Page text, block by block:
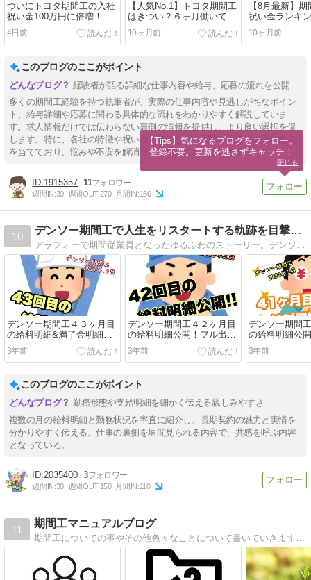
ついにトヨタ期間工の入社
祝い金100万円に倍増！い
つもらえる？条件をやさし
く解説
4日前
【人気No.1】トヨタ期間工
はきつい？６ヶ月働いて感
じたメリット・デメリット
まとめ
10ヶ月前
【8月最新】
祝い金ランキ
よくある質問
10ヶ月前
このブログのここがポイント
経験者が語る詳細な仕事内容や給与、応募の流れを公開
多くの期間工経験を持つ執筆者が、実際の仕事内容や見逃しがちなポイン
ト、給与詳細や応募に関わる具体的な流れをわかりやすく解説していま
す。求人情報だけでは伝わらない裏側の情報を提供し、より良い選択を促
します。特に、各社の特徴や祝い金の条件など、実際に役立つ内容に焦点
を当てており、悩みや不安を解消できる構成になっています。
1915357 11
週間IN:30 週間OUT:270 月間IN:160
10
デンソー期間工で人生をリスタートする軌跡を目撃せよ！
デンソー期間工４３ヶ月目
の給料明細&満了金明細
（７回目）公開！そして、
退職後の税金について…
【2023年5月】
3年前
デンソー期間工４２ヶ月目
の給料明細公開！フル出勤
月最後の給与はこちら！
【2023年4月】
3年前
デンソー期間
の給料明細公
活終了まであ
貯めろ！【
3年前
このブログのここがポイント
勤務形態や支給明細を細かく伝える親しみやすさ
複数の月の給料明細と勤務状況を率直に紹介し、長期契約の魅力と実情を
分かりやすく伝える。仕事の裏側を垣間見られる内容で、共感を呼ぶ内容
となっている。
2035400 3
週間IN:30 週間OUT:150 月間IN:110
11
期間工マニュアルブログ
【Tips】気になるブログをフォロー。
登録不要。更新を逃さずキャッチ！
閉じる